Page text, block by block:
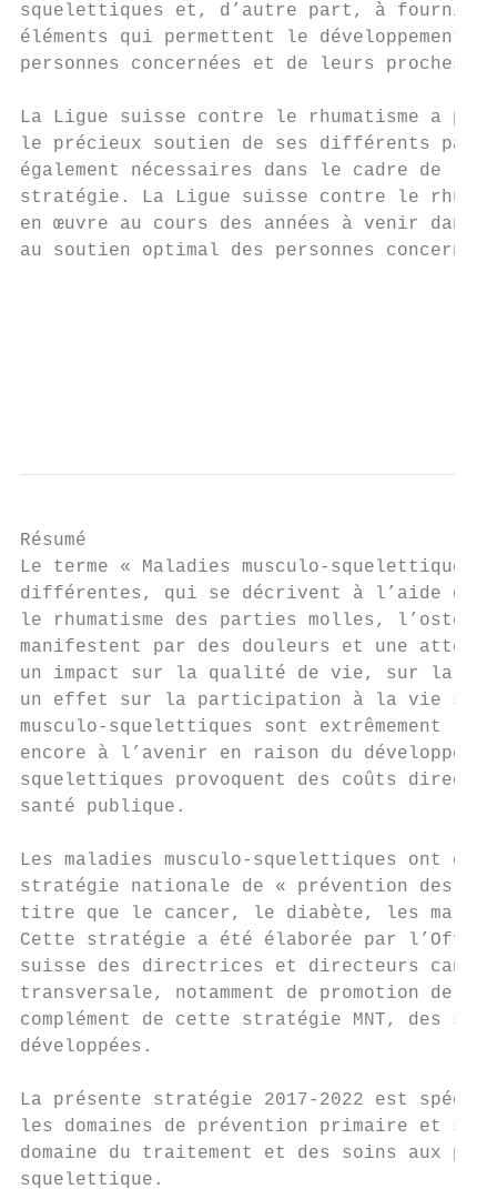
squelettiques et, d’autre part, à fournir
éléments qui permettent le développement
personnes concernées et de leurs proches.
La Ligue suisse contre le rhumatisme a
le précieux soutien de ses différents
également nécessaires dans le cadre de
stratégie. La Ligue suisse contre le
en œuvre au cours des années à venir
au soutien optimal des personnes
Résumé
Le terme « Maladies musculo-squelettiques
différentes, qui se décrivent à l’aide
le rhumatisme des parties molles,
manifestent par des douleurs et une
un impact sur la qualité de vie, sur la
un effet sur la participation à la vie
musculo-squelettiques sont extrêmement
encore à l’avenir en raison du
squelettiques provoquent des coûts
santé publique.
Les maladies musculo-squelettiques ont
stratégie nationale de « prévention des
titre que le cancer, le diabète, les
Cette stratégie a été élaborée par
suisse des directrices et directeurs
transversale, notamment de promotion de
complément de cette stratégie MNT, des
développées.
La présente stratégie 2017-2022 est
les domaines de prévention primaire et
domaine du traitement et des soins aux
squelettique.